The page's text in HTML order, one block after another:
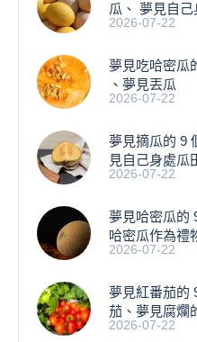
瓜、 夢見自己
2026-07-22
夢見吃哈密瓜
、夢見丟瓜
2026-07-22
夢見摘瓜的 9
見自己身處瓜
2026-07-22
夢見哈密瓜的
哈密瓜作為禮
2026-07-22
夢見紅番茄的
茄、夢見腐爛
2026-07-22